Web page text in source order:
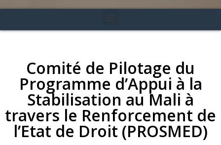
Comité de Pilotage du
Programme d’Appui à la
Stabilisation au Mali à
travers le Renforcement de
l’Etat de Droit (PROSMED)